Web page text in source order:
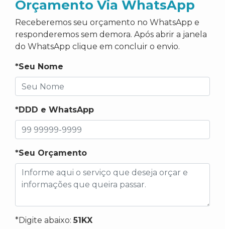
Orçamento Via WhatsApp
Receberemos seu orçamento no WhatsApp e
responderemos sem demora. Após abrir a janela
do WhatsApp clique em concluir o envio.
*Seu Nome
*DDD e WhatsApp
*Seu Orçamento
*Digite abaixo:51KX